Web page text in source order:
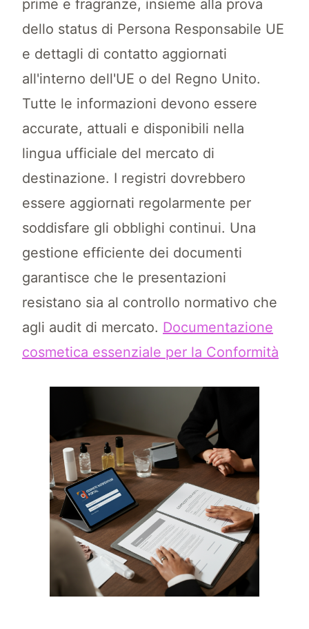
prime e fragranze, insieme alla prova
dello status di Persona Responsabile UE
e dettagli di contatto aggiornati
all'interno dell'UE o del Regno Unito.
Tutte le informazioni devono essere
accurate, attuali e disponibili nella
lingua ufficiale del mercato di
destinazione. I registri dovrebbero
essere aggiornati regolarmente per
soddisfare gli obblighi continui. Una
gestione efficiente dei documenti
garantisce che le presentazioni
resistano sia al controllo normativo che
agli audit di mercato. Documentazione
cosmetica essenziale per la Conformità